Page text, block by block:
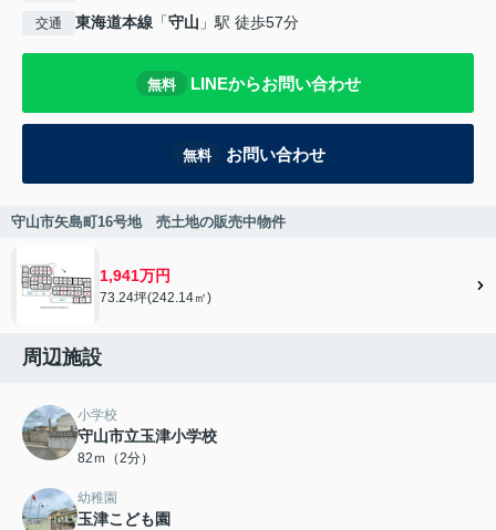
交通 東海道本線 「守山 」駅 徒歩57分
無料 LINEからお問い合わせ
無料 お問い合わせ
守山市矢島町16号地 売土地の販売中物件
1,941万円
73.24坪(242.14㎡)
周辺施設
小学校
守山市立玉津小学校
82ｍ（2分）
幼稚園
玉津こども園